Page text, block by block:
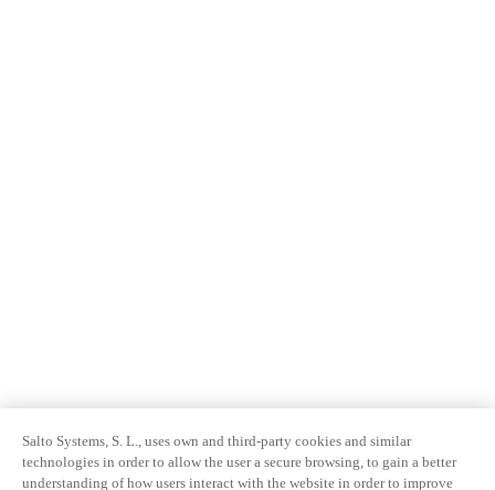
Salto Systems, S. L., uses own and third-party cookies and similar
technologies in order to allow the user a secure browsing, to gain a better
understanding of how users interact with the website in order to improve